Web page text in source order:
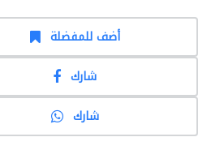
أضف للمفضلة
شارك
شارك